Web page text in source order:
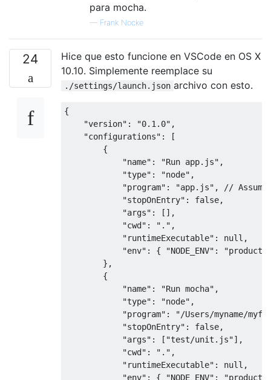
para mocha.
— Frank Nocke
24
Hice que esto funcione en VSCode en OS X
10.10. Simplemente reemplace su
./settings/launch.json archivo con esto.
{
"version" : "0.1.0" ,
"configurations" :
[
{
"name" : "Run app.js" ,
"type" : "node" ,
"program" : "app.js" ,
//
"stopOnEntry" : false,
"args" :
[],
"cwd" : "." ,
"runtimeExecutable" : null ,
"env" : { "NODE_ENV" :
},
{
"name" : "Run mocha" ,
"type" : "node" ,
"program" :
"/Users/myname/
"stopOnEntry" : false,
"args" : [ "test/unit.js"],
"cwd" : "." ,
"runtimeExecutable" : null ,
"env" : { "NODE_ENV" :